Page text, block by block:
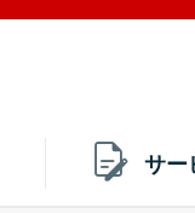
サー